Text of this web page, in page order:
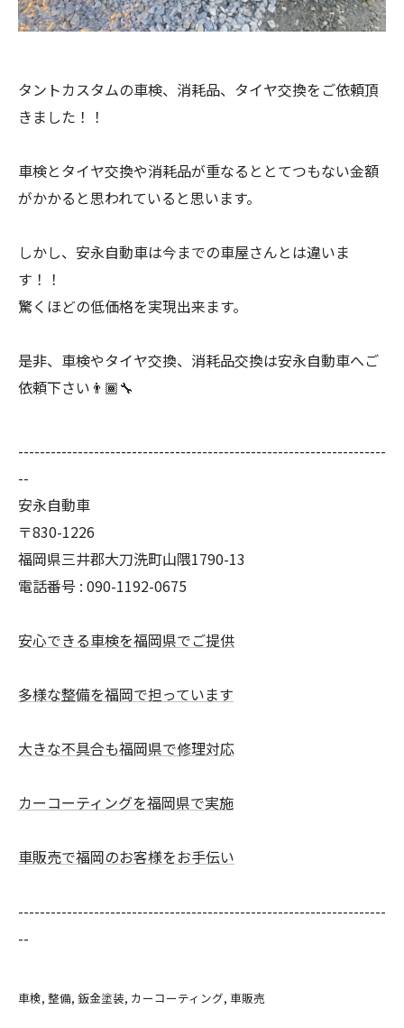
タントカスタムの車検、消耗品、タイヤ交換をご依頼頂
きました！！
車検とタイヤ交換や消耗品が重なるととてつもない金額
がかかると思われていると思います。
しかし、安永自動車は今までの車屋さんとは違いま
す！！
驚くほどの低価格を実現出来ます。
是非、車検やタイヤ交換、消耗品交換は安永自動車へご
依頼下さい👨🏾‍🔧
--------------------------------------------------------------------
--
安永自動車
〒830-1226
福岡県三井郡大刀洗町山隈1790-13
電話番号 : 090-1192-0675
安心できる車検を福岡県でご提供
多様な整備を福岡で担っています
大きな不具合も福岡県で修理対応
カーコーティングを福岡県で実施
車販売で福岡のお客様をお手伝い
--------------------------------------------------------------------
--
車検 整備 鈑金塗装 カーコーティング 車販売